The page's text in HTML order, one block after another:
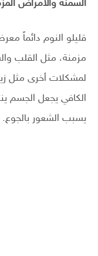
السمنة والأمراض
قليلو النوم دائماً
مزمنة، مثل القلب
لمشكلات أخرى مثل
الكافي يجعل الجسم
يسبب الشعور بالجوع.